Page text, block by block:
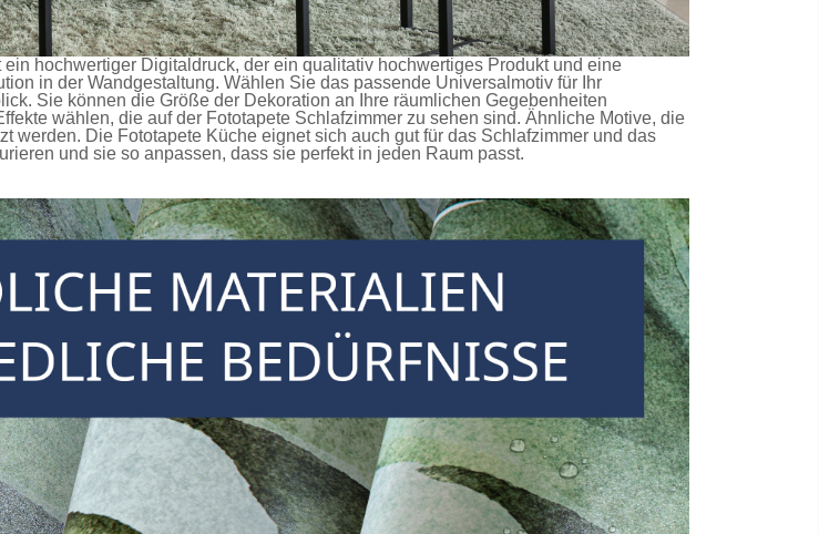
hochwertiger Digitaldruck, der ein qualitativ hochwertiges Produkt und eine
in der Wandgestaltung. Wählen Sie das passende Universalmotiv für Ihr
Sie können die Größe der Dekoration an Ihre räumlichen Gegebenheiten
wählen, die auf der Fototapete Schlafzimmer zu sehen sind. Ähnliche Motive, die
werden. Die Fototapete Küche eignet sich auch gut für das Schlafzimmer und das
und sie so anpassen, dass sie perfekt in jeden Raum passt.